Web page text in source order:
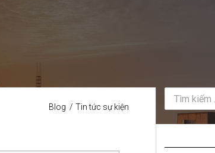
Blog Tin tức sự kiện